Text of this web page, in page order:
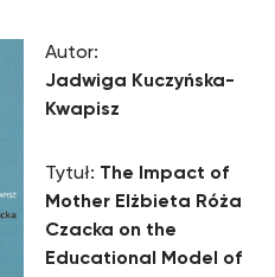
Autor:
Jadwiga Kuczyńska-
Kwapisz
Tytuł: The Impact of
Mother Elżbieta Róża
Czacka on the
Educational Model of